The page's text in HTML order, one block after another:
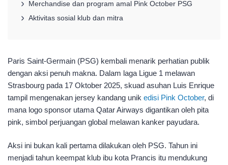
Merchandise dan program amal Pink October PSG
Aktivitas sosial klub dan mitra
Paris Saint-Germain (PSG) kembali menarik perhatian publik
dengan aksi penuh makna. Dalam laga Ligue 1 melawan
Strasbourg pada 17 Oktober 2025, skuad asuhan Luis Enrique
tampil mengenakan jersey kandang unik edisi Pink October, di
mana logo sponsor utama Qatar Airways digantikan oleh pita
pink, simbol perjuangan global melawan kanker payudara.​
Aksi ini bukan kali pertama dilakukan oleh PSG. Tahun ini
menjadi tahun keempat klub ibu kota Prancis itu mendukung